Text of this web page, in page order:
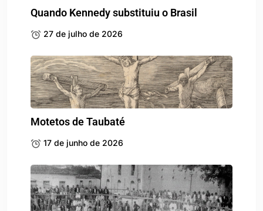
Quando Kennedy substituiu o Brasil
27 de julho de 2026
Motetos de Taubaté
17 de junho de 2026